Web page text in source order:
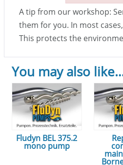
A tip from our workshop:
them for you. In most
This protects the
You may also
Fludyn BEL 375.2
mono pump
Failed to